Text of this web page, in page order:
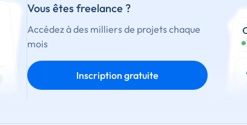
Vous êtes freelance ?
Accédez à des milliers de projets chaque
mois
Inscription gratuite